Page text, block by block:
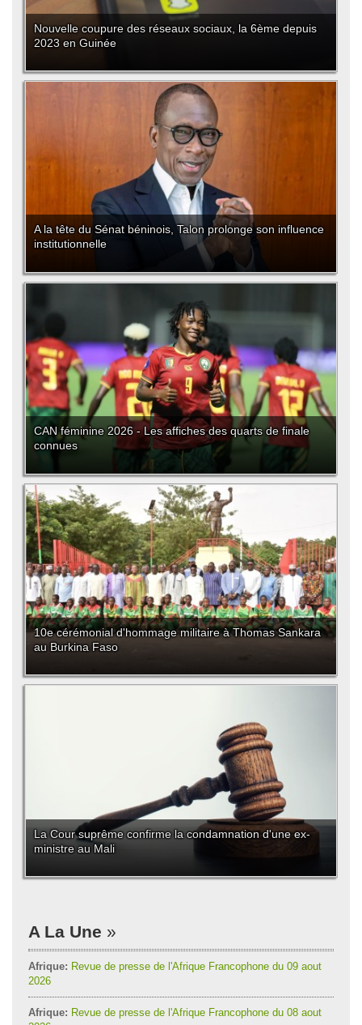
Nouvelle coupure des réseaux sociaux, la 6ème depuis
2023 en Guinée
A la tête du Sénat béninois, Talon prolonge son influence
institutionnelle
CAN féminine 2026 - Les affiches des quarts de finale
connues
10e cérémonial d'hommage militaire à Thomas Sankara
au Burkina Faso
La Cour suprême confirme la condamnation d'une ex-
ministre au Mali
A La Une
Afrique: Revue de presse de l'Afrique Francophone du 09 aout
2026
Afrique: Revue de presse de l'Afrique Francophone du 08 aout